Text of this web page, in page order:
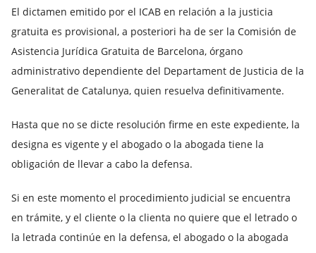
El dictamen emitido por el ICAB en relación a la justicia
gratuita es provisional, a posteriori ha de ser la Comisión de
Asistencia Jurídica Gratuita de Barcelona, órgano
administrativo dependiente del Departament de Justicia de la
Generalitat de Catalunya, quien resuelva definitivamente.
Hasta que no se dicte resolución firme en este expediente, la
designa es vigente y el abogado o la abogada tiene la
obligación de llevar a cabo la defensa.
Si en este momento el procedimiento judicial se encuentra
en trámite, y el cliente o la clienta no quiere que el letrado o
la letrada continúe en la defensa, el abogado o la abogada